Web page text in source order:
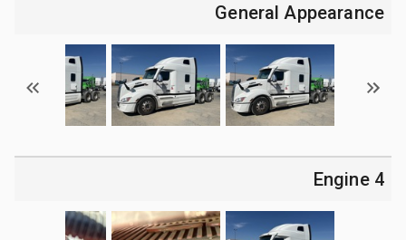
General Appearance
4 Engine